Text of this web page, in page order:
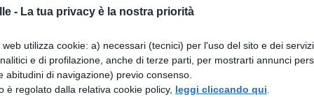
- La tua privacy è la nostra priorità
utilizza cookie: a) necessari (tecnici) per l'uso del sito e dei
e di profilazione, anche di terze parti, per mostrarti annunci
abitudini di navigazione) previo consenso.
è regolato dalla relativa cookie policy, leggi cliccando qui